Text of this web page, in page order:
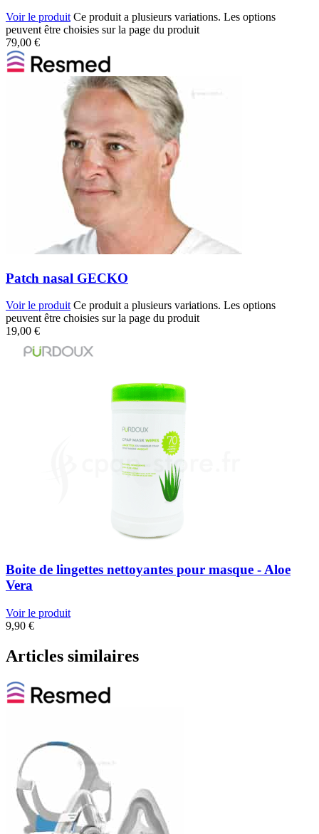
Voir le produit Ce produit a plusieurs variations. Les options
peuvent être choisies sur la page du produit
79,00 €
Patch nasal GECKO
Voir le produit Ce produit a plusieurs variations. Les options
peuvent être choisies sur la page du produit
19,00 €
Boite de lingettes nettoyantes pour masque - Aloe
Vera
Voir le produit
9,90 €
Articles similaires